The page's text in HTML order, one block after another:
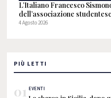
L’Italiano Francesco
dell’associazione
4 Agosto 2026
PIÙ LETTI
01 EVENTI